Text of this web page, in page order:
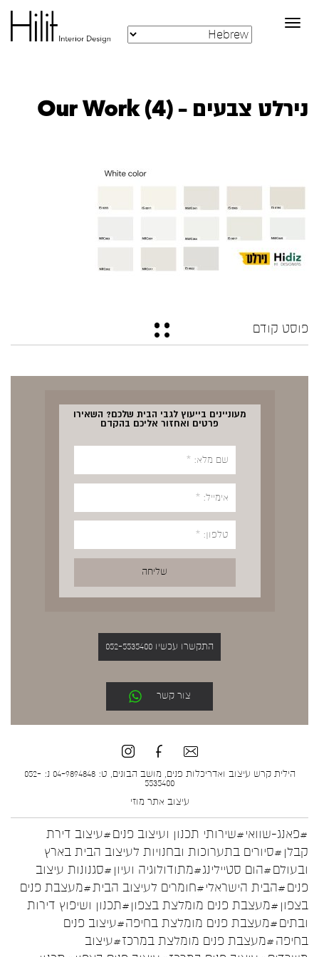
Toggle
navigation
נירלט צבעים – Our Work (4)
פוסט קודם
מעוניינים בייעוץ לגבי הבית שלכם? השאירו
פרטים ואחזור אליכם בהקדם
התקשרו עכשיו 052-5535400
צור קשר
הילית קרש עיצוב ואדריכלות פנים, מושב הבונים, ט: 04-9894848 נ: 052-
5535400
עיצוב אתר מוזי
#פאנג-שוואי#שירותי תכנון ועיצוב פנים#עיצוב דירת
קבלן #סיורים בתערוכות ובחנויות לעיצוב הבית בארץ
ובעולם#הום סטיילינג#מתודולוגיה ועיון #סגנונות עיצוב
פנים#הבית הישראלי#חומרים לעיצוב הבית#מעצבת פנים
בצפון #מעצבת פנים מומלצת בצפון#תכנון ושיפוץ דירות
ובתים#מעצבת פנים מומלצת בחיפה#עיצוב פנים
בחיפה#מעצבת פנים מומלצת במרכז#עיצוב